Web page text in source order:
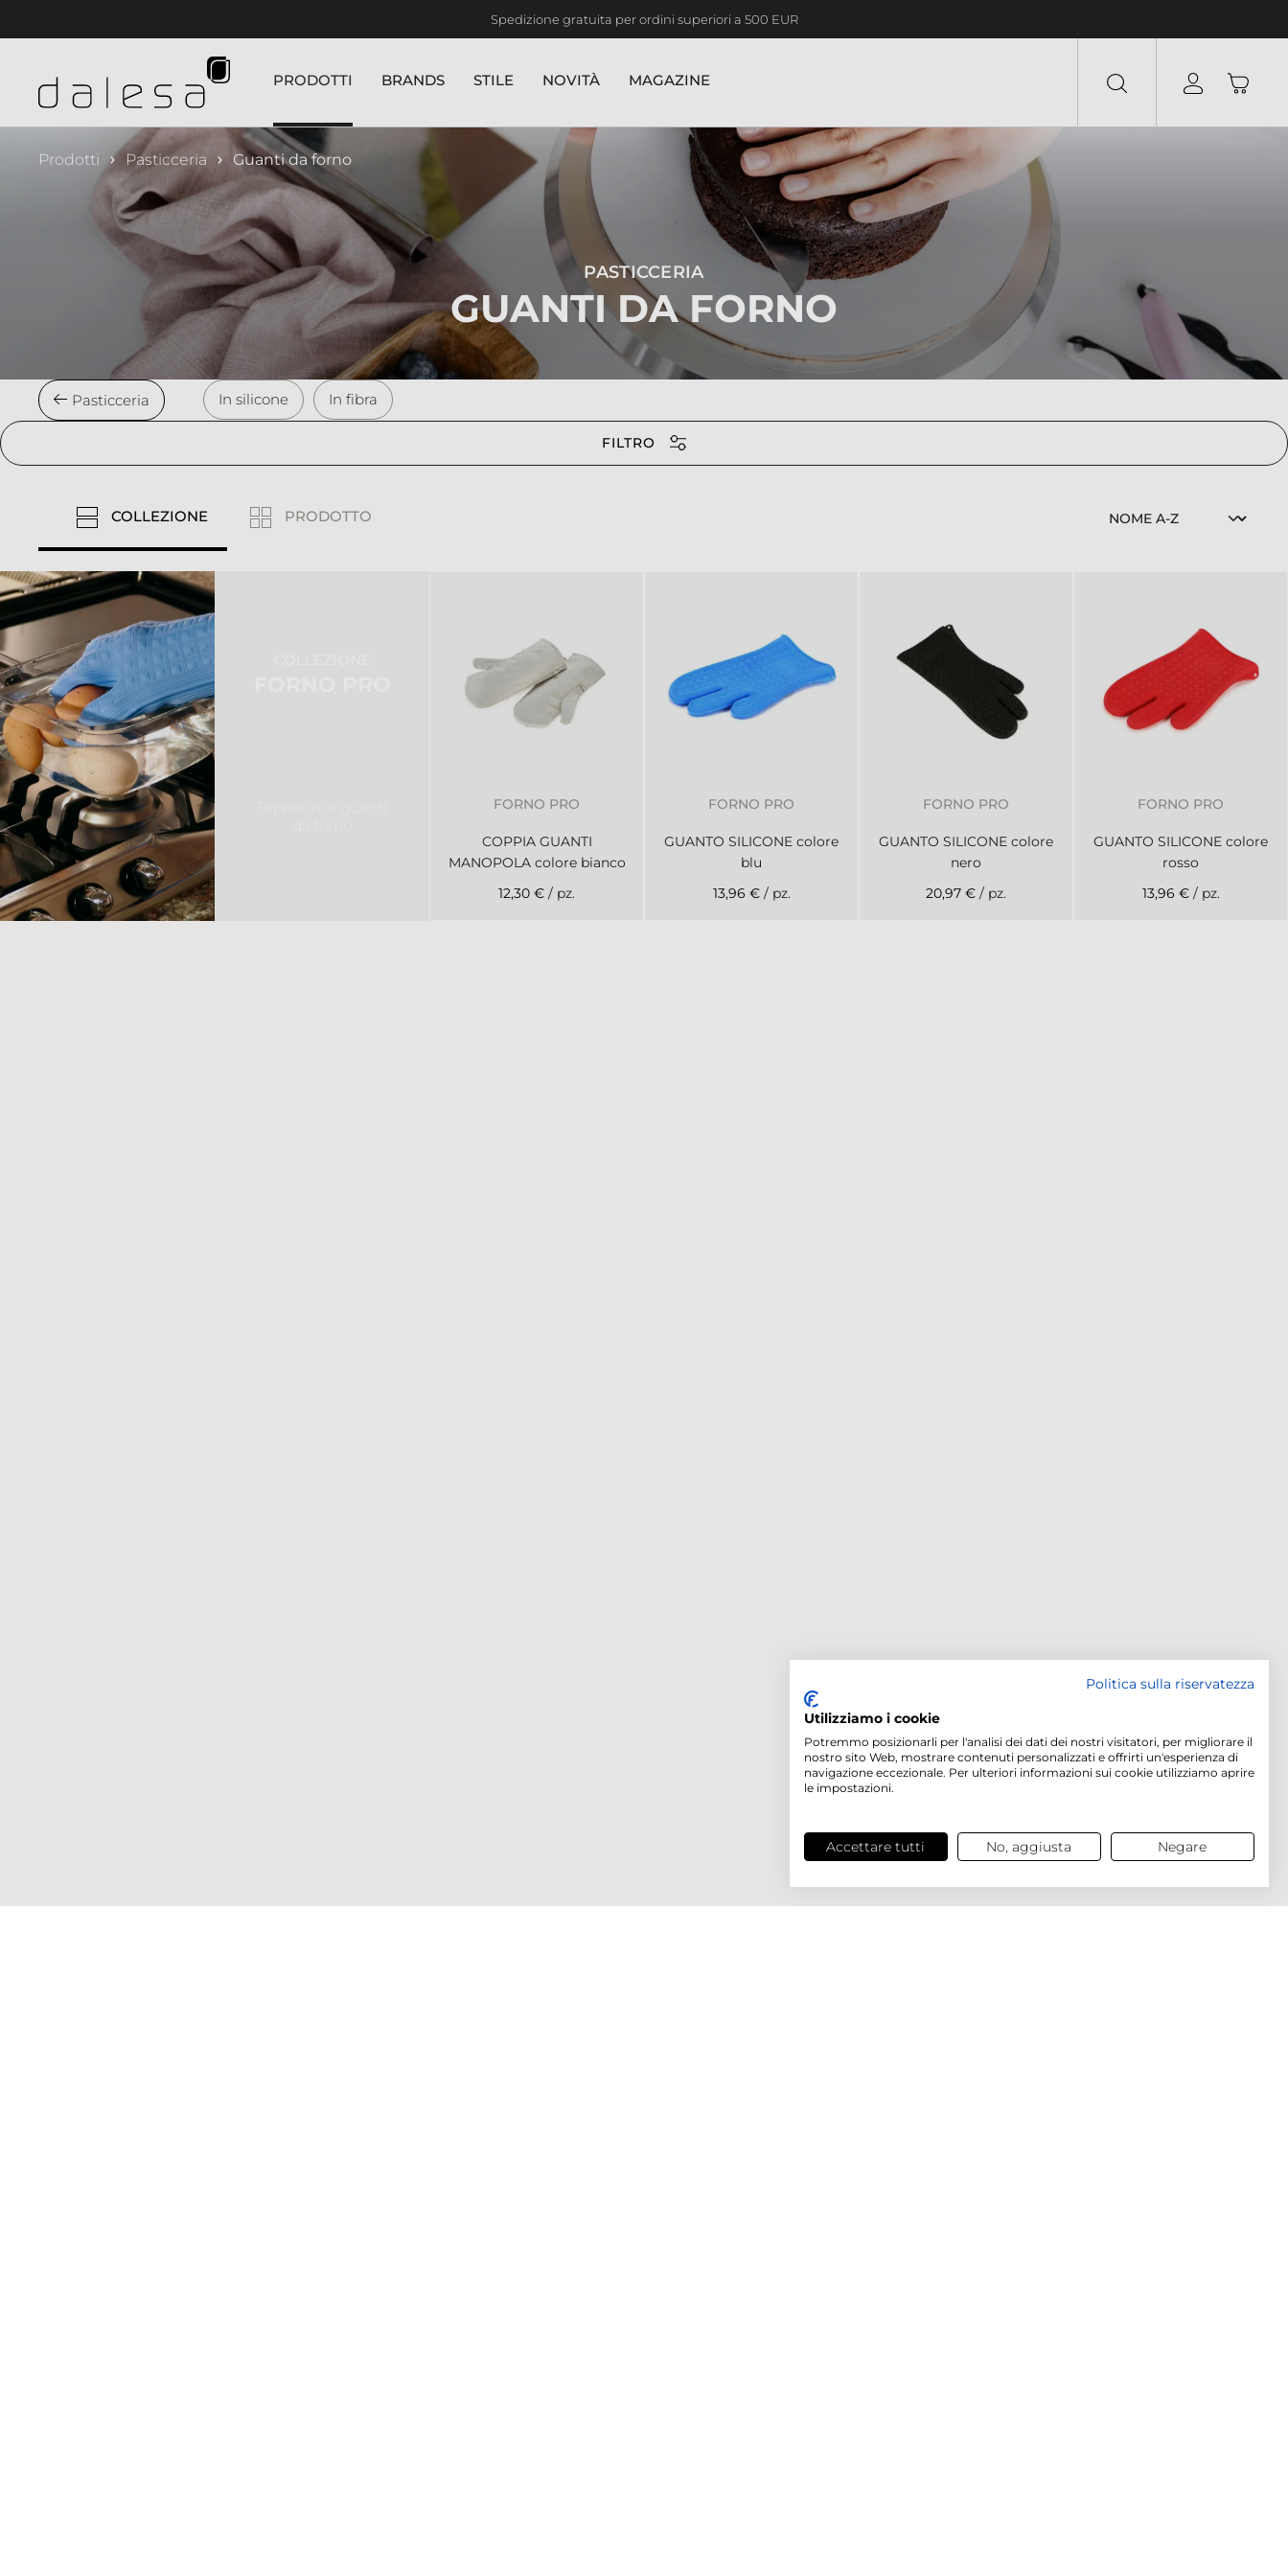
Spedizione gratuita per ordini superiori a 500 EUR
PRODOTTI BRANDS STILE NOVITÀ MAGAZINE
Prodotti Pasticceria Guanti da forno
PASTICCERIA
GUANTI DA FORNO
Pasticceria In silicone In fibra
FILTRO
COLLEZIONE PRODOTTO
FORNO PRO
COPPIA GUANTI
MANOPOLA colore bianco
12,30 € / pz.
FORNO PRO
GUANTO SILICONE colore
blu
13,96 € / pz.
FORNO PRO
GUANTO SILICONE colore
nero
20,97 € / pz.
FORNO PRO
GUANTO SILICONE colore
rosso
13,96 € / pz.
Politica sulla riservatezza
Utilizziamo i cookie
Potremmo posizionarli per l'analisi dei dati dei nostri visitatori, per migliorare il
nostro sito Web, mostrare contenuti personalizzati e offrirti un'esperienza di
navigazione eccezionale. Per ulteriori informazioni sui cookie utilizziamo aprire
le impostazioni.
Accettare tutti No, aggiusta Negare